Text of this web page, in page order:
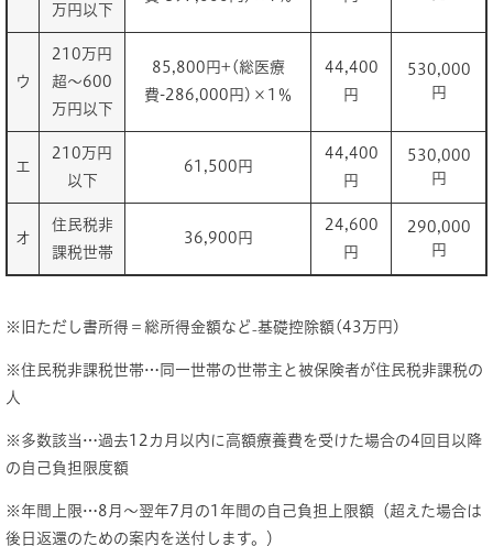
万円以下
ウ
210万円
超～600
万円以下
85,800円+(総医療
費-286,000円)×1％
44,400
円
530,000
円
エ
210万円
以下
61,500円
44,400
円
530,000
円
オ
住民税非
課税世帯
36,900円
24,600
円
290,000
円
※旧ただし書所得＝総所得金額など₋基礎控除額(43万円)
※住民税非課税世帯…同一世帯の世帯主と被保険者が住民税非課税の
人
※多数該当…過去12カ月以内に高額療養費を受けた場合の4回目以降
の自己負担限度額
※年間上限…8月～翌年7月の1年間の自己負担上限額（超えた場合は
後日返還のための案内を送付します。）